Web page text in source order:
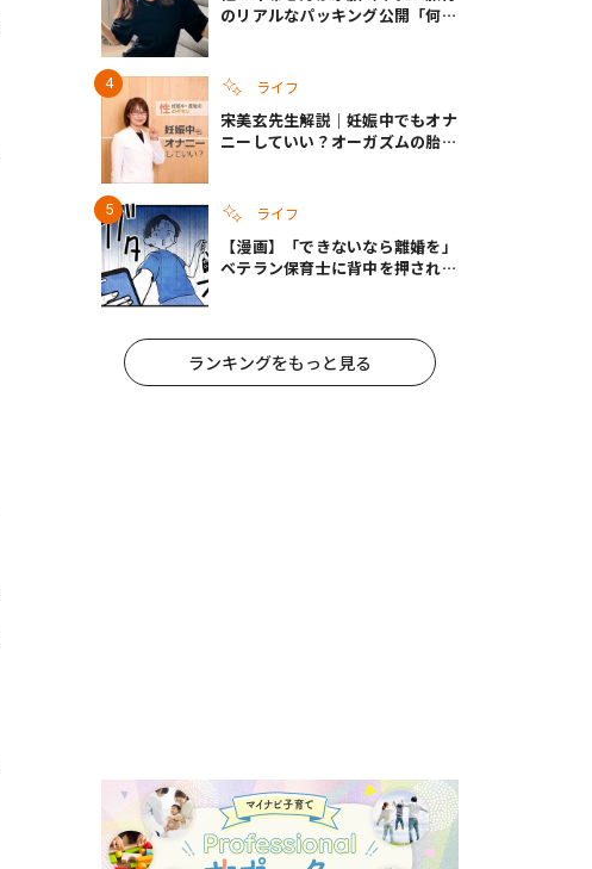
のリアルなパッキング公開「何が
ライフ
宋美玄先生解説｜妊娠中でもオナ
ニーしていい？オーガズムの胎児
ライフ
【漫画】「できないなら離婚を」
ベテラン保育士に背中を押され、
ランキングをもっと見る